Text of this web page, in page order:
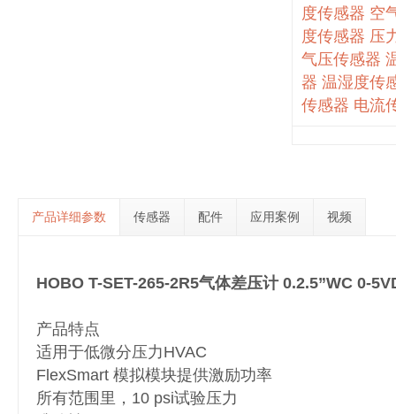
度传感器 空
度传感器 压
气压传感器
器 温湿度传
传感器 电流
产品详细参数 传感器 配件 应用案例 视频
HOBO T-SET-265-2R5气体差压计 0.2.5”WC 0-
产品特点
适用于低微分压力HVAC
FlexSmart 模拟模块提供激励功率
所有范围里，10 psi试验压力